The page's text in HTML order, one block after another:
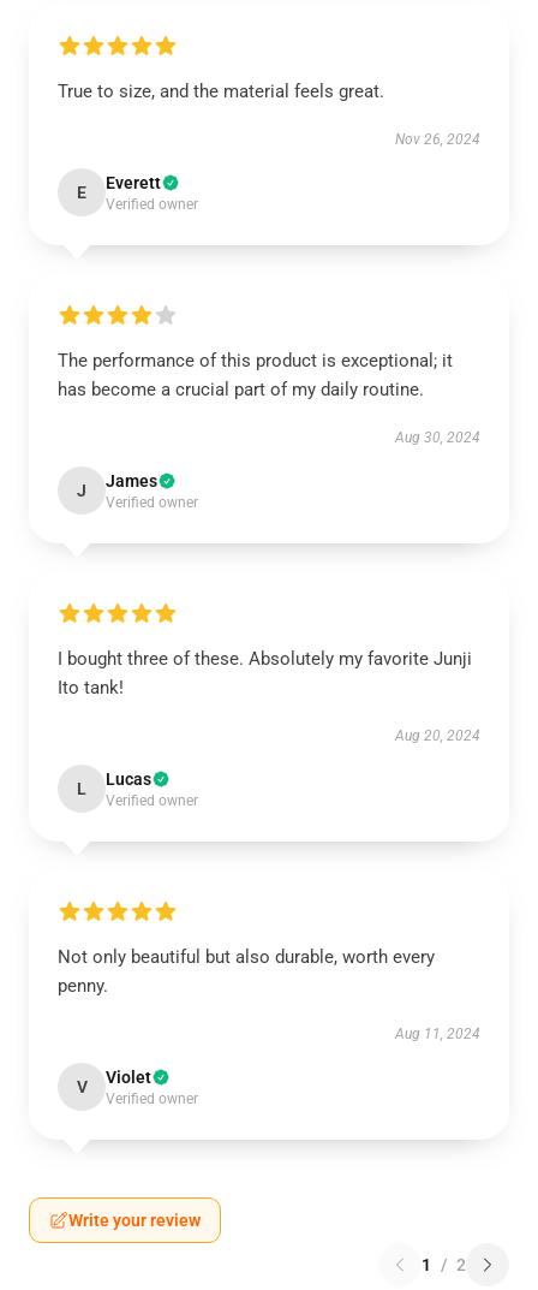
True to size, and the material feels great.
Nov 26, 2024
E Everett
Verified owner
The performance of this product is exceptional; it
has become a crucial part of my daily routine.
Aug 30, 2024
J James
Verified owner
I bought three of these. Absolutely my favorite Junji
Ito tank!
Aug 20, 2024
L Lucas
Verified owner
Not only beautiful but also durable, worth every
penny.
Aug 11, 2024
V Violet
Verified owner
Write your review
1 / 2